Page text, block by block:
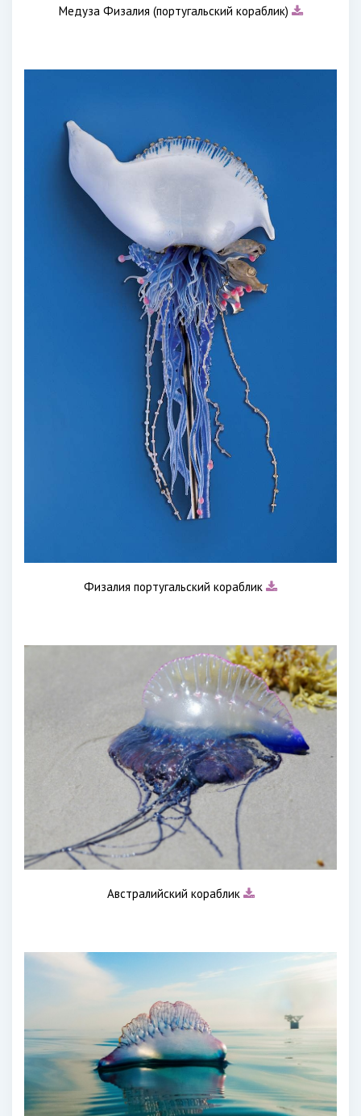
Медуза Физалия (португальский кораблик)
Физалия португальский кораблик
Австралийский кораблик